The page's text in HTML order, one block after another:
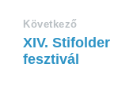
Következő
XIV. Stifolder
fesztivál